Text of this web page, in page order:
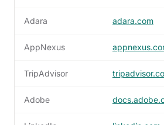
Adara adara.com
AppNexus
TripAdvisor
Adobe